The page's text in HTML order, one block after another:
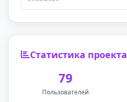
Статистика проекта
79
Пользователей